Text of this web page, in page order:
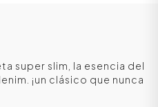
super slim, la esencia del
¡un clásico que nunca